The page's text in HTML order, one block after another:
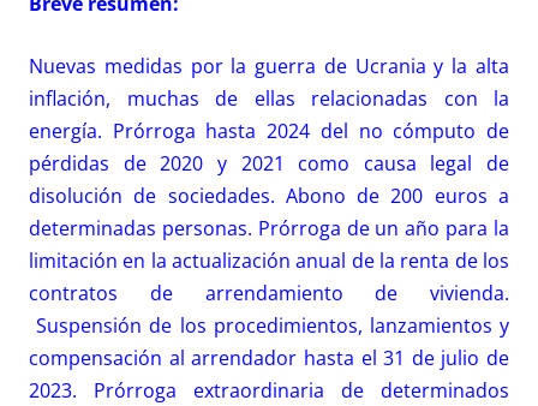
Nuevas medidas por la guerra de Ucrania y la alta
inflación, muchas de ellas relacionadas con la
energía. Prórroga hasta 2024 del no cómputo de
pérdidas de 2020 y 2021 como causa legal de
disolución de sociedades. Abono de 200 euros a
determinadas personas. Prórroga de un año para la
limitación en la actualización anual de la renta de los
contratos de arrendamiento de vivienda.
Suspensión de los procedimientos, lanzamientos y
compensación al arrendador hasta el 31 de julio de
2023. Prórroga extraordinaria de determinados